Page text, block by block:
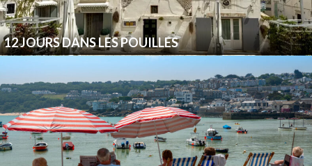
12 JOURS DANS LES POUILLES